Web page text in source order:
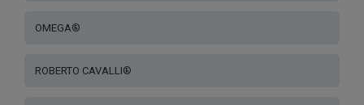
OMEGA®
ROBERTO CAVALLI®